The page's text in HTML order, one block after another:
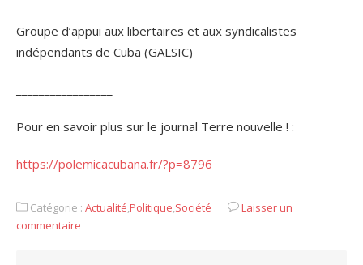
Groupe d’appui aux libertaires et aux syndicalistes
indépendants de Cuba (GALSIC)
Pour en savoir plus sur le journal Terre nouvelle ! :
https://polemicacubana.fr/?p=8796
Catégorie : Actualité,Politique,Société
Laisser un
commentaire